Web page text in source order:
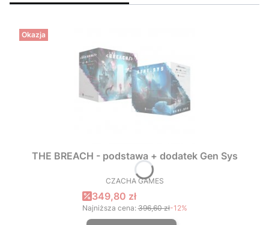
Okazja
THE BREACH - podstawa + dodatek Gen Sys
PRODUCENT
CZACHA GAMES
Cena promocyjna
349,80 zł
Najniższa cena: 396,60 zł-12%